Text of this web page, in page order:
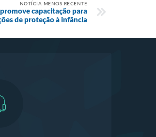
NOTÍCIA MENOS RECENTE
capacitação para
de proteção à infância